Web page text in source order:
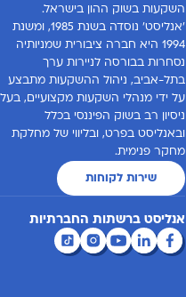
השקעות בשוק ההון בישראל.
'אנליסט' נוסדה בשנת 1985, ומשנת
1994 היא חברה ציבורית שמניותיה
נסחרות בבורסה לניירות ערך
בתל-אביב, ניהול ההשקעות מתבצע
על ידי מנהלי השקעות מקצועיים,
ניסיון רב בשוק הפיננסי בכלל
ובאנליסט בפרט, ובליווי של מחלקת
מחקר פנימית.
שירות לקוחות
אנליסט ברשתות החברתיות